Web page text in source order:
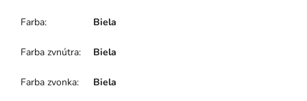
Farba: Biela
Farba zvnútra: Biela
Farba zvonka: Biela